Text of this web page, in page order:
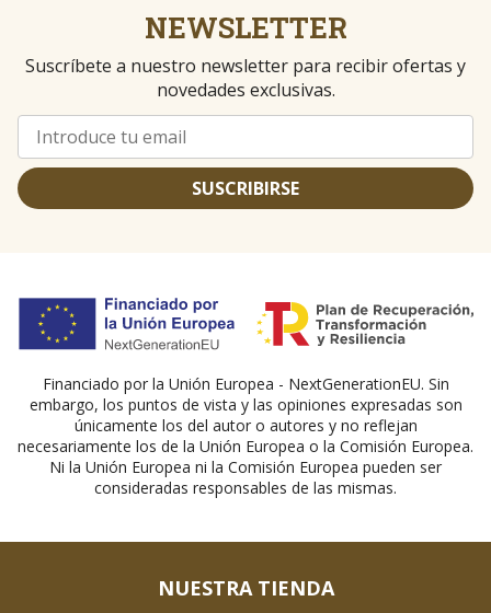
NEWSLETTER
Suscríbete a nuestro newsletter para recibir ofertas y
novedades exclusivas.
SUSCRIBIRSE
Financiado por la Unión Europea - NextGenerationEU. Sin
embargo, los puntos de vista y las opiniones expresadas son
únicamente los del autor o autores y no reflejan
necesariamente los de la Unión Europea o la Comisión Europea.
Ni la Unión Europea ni la Comisión Europea pueden ser
consideradas responsables de las mismas.
NUESTRA TIENDA